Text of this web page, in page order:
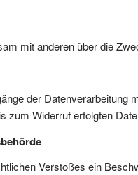
mit anderen über die
der
Widerruf erfolgten
Verstoßes ein